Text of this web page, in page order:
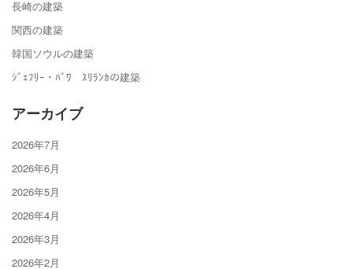
長崎の建築
関西の建築
韓国ソウルの建築
ｼﾞｪﾌﾘｰ・ﾊﾞﾜ ｽﾘﾗﾝｶの建築
アーカイブ
2026年7月
2026年6月
2026年5月
2026年4月
2026年3月
2026年2月